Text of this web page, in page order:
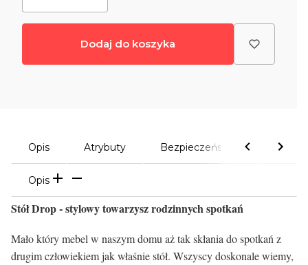
Dodaj do koszyka
Opis Atrybuty Bezpieczeństwo
Opis
Stół Drop - stylowy towarzysz rodzinnych spotkań
Mało który mebel w naszym domu aż tak skłania do spotkań z
drugim człowiekiem jak właśnie stół. Wszyscy doskonale wiemy,